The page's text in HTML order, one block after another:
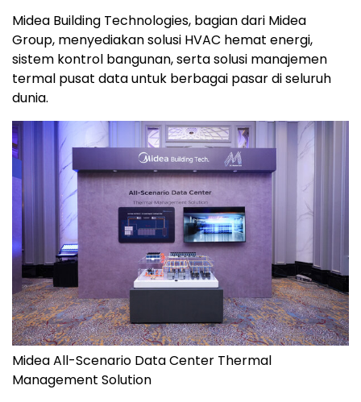
Midea Building Technologies, bagian dari Midea
Group, menyediakan solusi HVAC hemat energi,
sistem kontrol bangunan, serta solusi manajemen
termal pusat data untuk berbagai pasar di seluruh
dunia.
Midea All-Scenario Data Center Thermal
Management Solution